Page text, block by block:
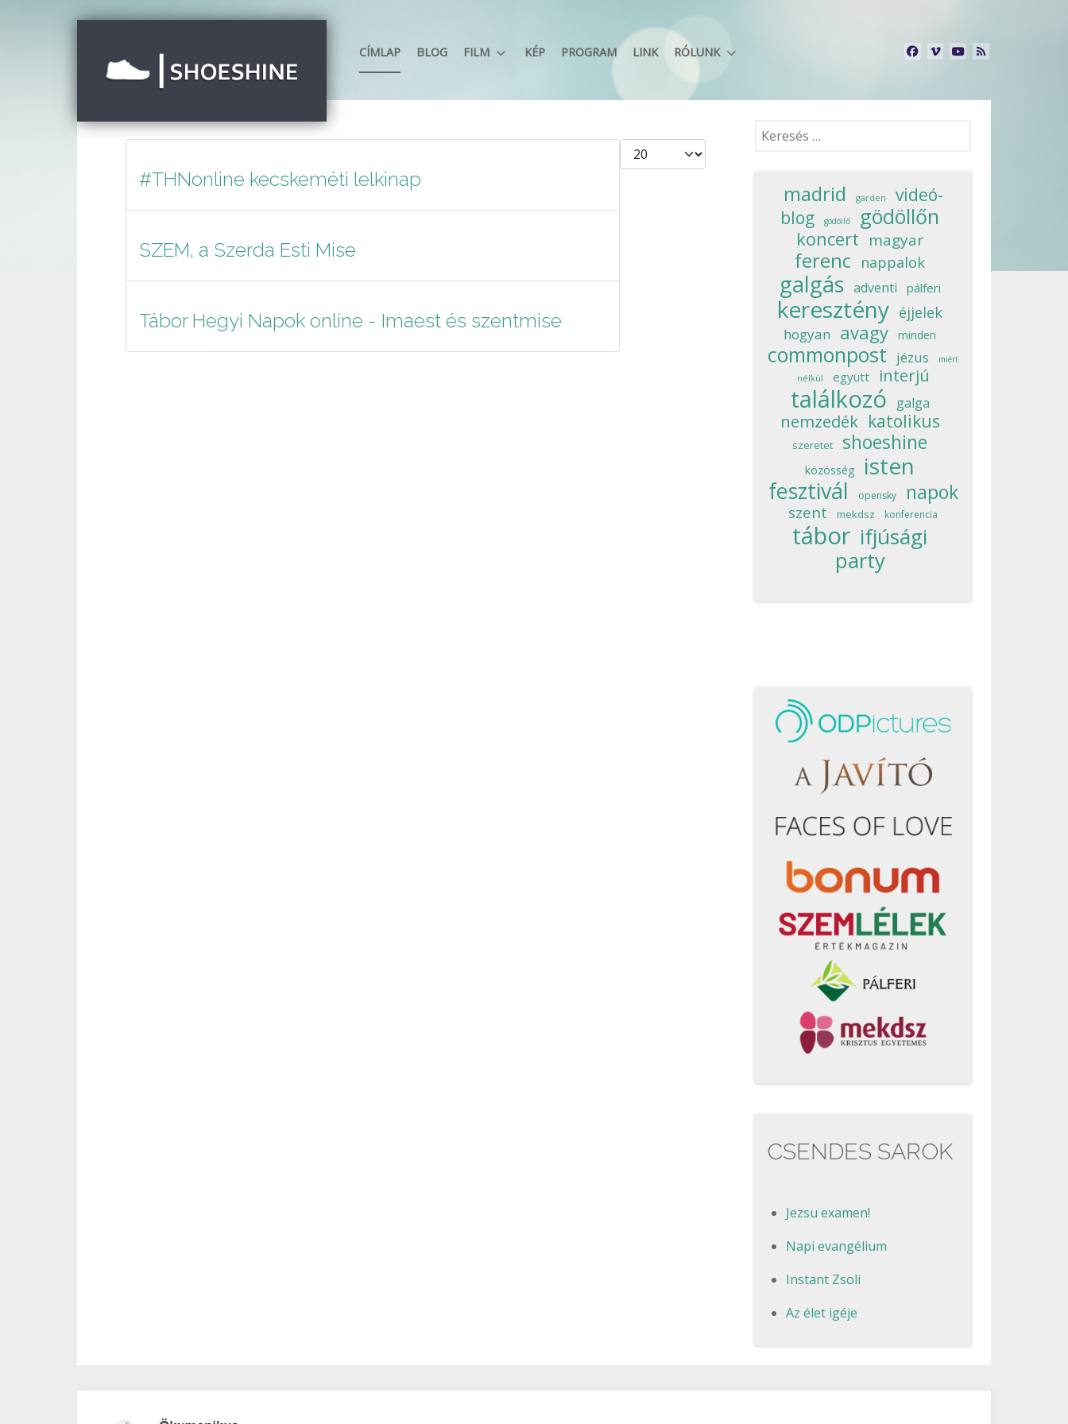
CÍMLAP BLOG FILM KÉP PROGRAM LINK RÓLUNK
Tételek #
#THNonline kecskeméti lelkinap
SZEM, a Szerda Esti Mise
Tábor Hegyi Napok online - Imaest és szentmise
Keresés...
madrid garden
videó-
blog
gödöllő gödöllőn
koncert magyar
ferenc nappalok
galgás adventi pálferi
keresztény éjjelek
hogyan avagy minden
commonpost jézus miért
nélkül együtt interjú
találkozó galga
nemzedék katolikus
szeretet shoeshine
közösség isten
fesztivál opensky napok
szent mekdsz konferencia
tábor ifjúsági
party
CSENDES SAROK
Jezsu examen!
Napi evangélium
Instant Zsoli
Az élet igéje